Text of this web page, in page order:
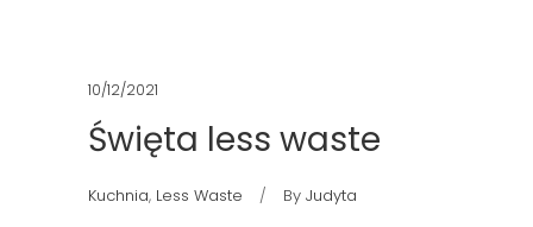
10/12/2021
Święta less waste
Kuchnia, Less Waste By Judyta